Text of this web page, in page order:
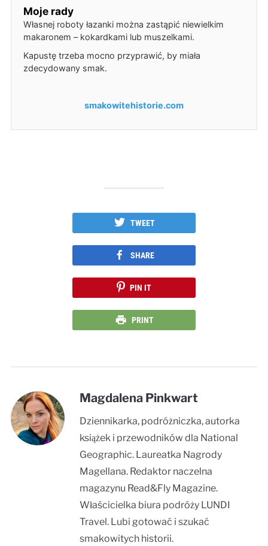
Moje rady
Własnej roboty łazanki można zastąpić niewielkim
makaronem – kokardkami lub muszelkami.
Kapustę trzeba mocno przyprawić, by miała
zdecydowany smak.
smakowitehistorie.com
TWEET
SHARE
PIN IT
PRINT
Magdalena Pinkwart
Dziennikarka, podróżniczka, autorka
książek i przewodników dla National
Geographic. Laureatka Nagrody
Magellana. Redaktor naczelna
magazynu Read&Fly Magazine.
Właścicielka biura podróży LUNDI
Travel. Lubi gotować i szukać
smakowitych historii.